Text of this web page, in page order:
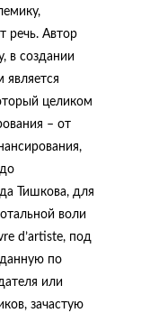
речь. Автор
в создании
целиком
– от
Тишкова, для
воли
d’artiste, под
по
или
зачастую